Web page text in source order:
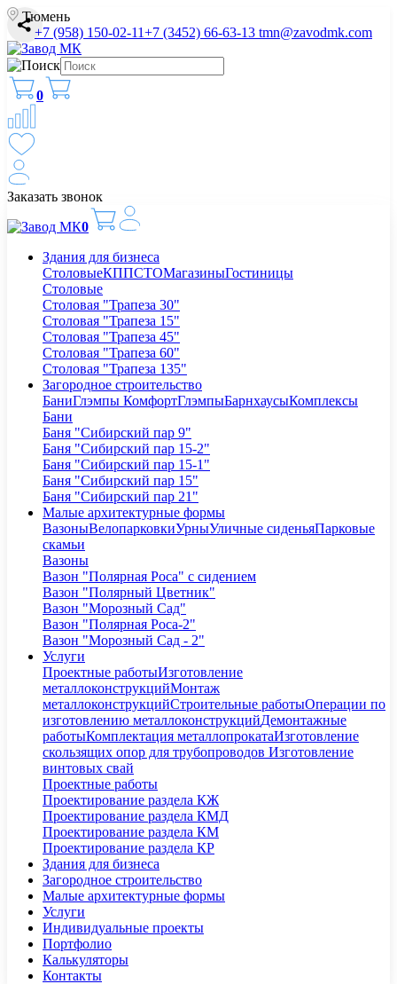
Тюмень
+7 (958) 150-02-11+7 (3452) 66-63-13 tmn@zavodmk.com
0
Заказать звонок
0
Здания для бизнеса
СтоловыеКППСТОМагазиныГостиницы
Столовые
Столовая "Трапеза 30"
Столовая "Трапеза 15"
Столовая "Трапеза 45"
Столовая "Трапеза 60"
Столовая "Трапеза 135"
Загородное строительство
БаниГлэмпы КомфортГлэмпыБарнхаусыКомплексы
Бани
Баня "Сибирский пар 9"
Баня "Сибирский пар 15-2"
Баня "Сибирский пар 15-1"
Баня "Сибирский пар 15"
Баня "Сибирский пар 21"
Малые архитектурные формы
ВазоныВелопарковкиУрныУличные сиденьяПарковые
скамьи
Вазоны
Вазон "Полярная Роса" с сидением
Вазон "Полярный Цветник"
Вазон "Морозный Сад"
Вазон "Полярная Роса-2"
Вазон "Морозный Сад - 2"
Услуги
Проектные работыИзготовление
металлоконструкцийМонтаж
металлоконструкцийСтроительные работыОперации по
изготовлению металлоконструкцийДемонтажные
работыКомплектация металлопрокатаИзготовление
скользящих опор для трубопроводов Изготовление
винтовых свай
Проектные работы
Проектирование раздела КЖ
Проектирование раздела КМД
Проектирование раздела КМ
Проектирование раздела КР
Здания для бизнеса
Загородное строительство
Малые архитектурные формы
Услуги
Индивидуальные проекты
Портфолио
Калькуляторы
Контакты